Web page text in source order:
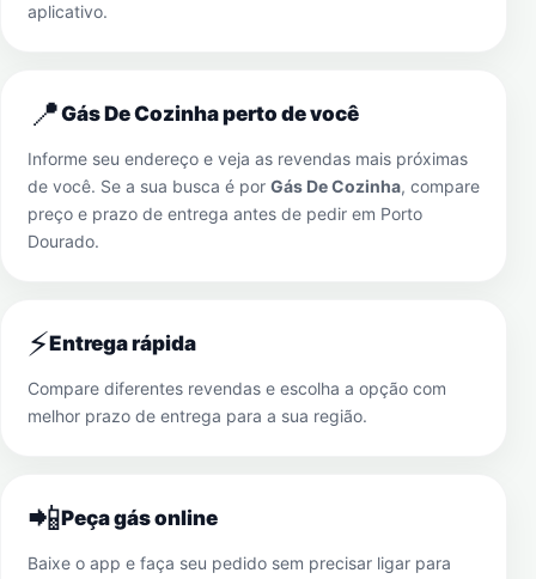
aplicativo.
📍Gás De Cozinha perto de você
Informe seu endereço e veja as revendas mais próximas
de você. Se a sua busca é por Gás De Cozinha, compare
preço e prazo de entrega antes de pedir em Porto
Dourado.
⚡Entrega rápida
Compare diferentes revendas e escolha a opção com
melhor prazo de entrega para a sua região.
📲Peça gás online
Baixe o app e faça seu pedido sem precisar ligar para